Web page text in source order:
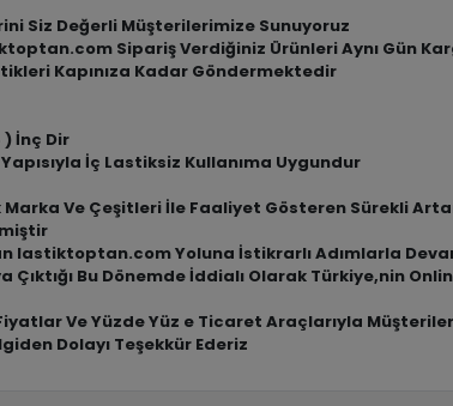
Siz Değerli Müşterilerimize Sunuyoruz
Sipariş Verdiğiniz Ürünleri Aynı Gün
Kapınıza Kadar Göndermektedir
) İnç Dir
İç Lastiksiz Kullanıma Uygundur
Ve Çeşitleri İle Faaliyet Gösteren Sürekli
lastiktoptan.com Yoluna İstikrarlı Adımlarla
Bu Dönemde İddialı Olarak Türkiye,nin
Ve Yüzde Yüz e Ticaret Araçlarıyla
Dolayı Teşekkür Ederiz